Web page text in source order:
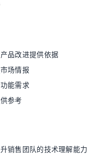
品改进提供依据
场情报
能需求
参考
销售团队的技术理解能力